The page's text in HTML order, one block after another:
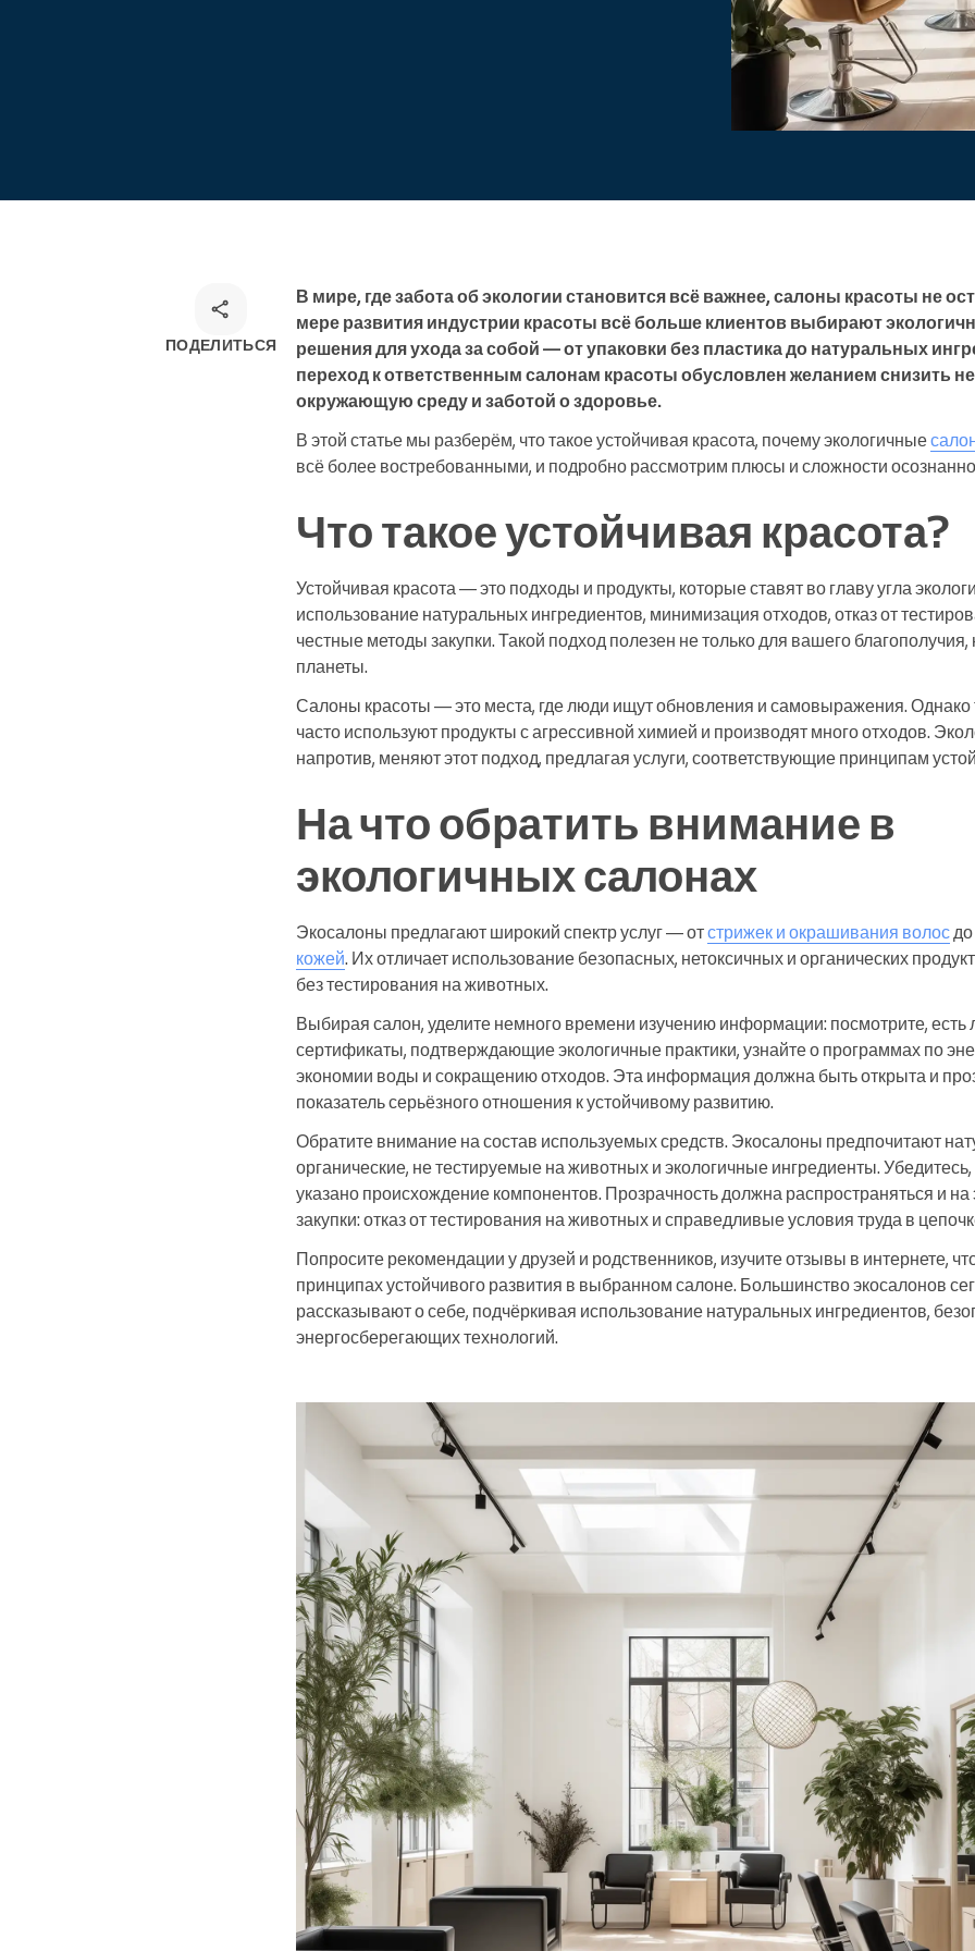
ПОДЕЛИТЬСЯ
В мире, где забота об экологии становится всё важнее, салоны красоты не
мере развития индустрии красоты всё больше клиентов выбирают
решения для ухода за собой — от упаковки без пластика до натуральных
переход к ответственным салонам красоты обусловлен желанием снизить
окружающую среду и заботой о здоровье.
В этой статье мы разберём, что такое устойчивая красота, почему экологичные
всё более востребованными, и подробно рассмотрим плюсы и сложности
Что такое устойчивая красота?
Устойчивая красота — это подходы и продукты, которые ставят во главу угла
использование натуральных ингредиентов, минимизация отходов, отказ от
честные методы закупки. Такой подход полезен не только для вашего
планеты.
Салоны красоты — это места, где люди ищут обновления и самовыражения.
часто используют продукты с агрессивной химией и производят много отходов.
напротив, меняют этот подход, предлагая услуги, соответствующие принципам
На что обратить внимание в
экологичных салонах
Экосалоны предлагают широкий спектр услуг — отстрижек и окрашивания волос до
кожей. Их отличает использование безопасных, нетоксичных и органических
без тестирования на животных.
Выбирая салон, уделите немного времени изучению информации: посмотрите, есть
сертификаты, подтверждающие экологичные практики, узнайте о программах по
экономии воды и сокращению отходов. Эта информация должна быть открыта и
показатель серьёзного отношения к устойчивому развитию.
Обратите внимание на состав используемых средств. Экосалоны предпочитают
органические, не тестируемые на животных и экологичные ингредиенты. Убедитесь,
указано происхождение компонентов. Прозрачность должна распространяться и
закупки: отказ от тестирования на животных и справедливые условия труда в
Попросите рекомендации у друзей и родственников, изучите отзывы в интернете,
принципах устойчивого развития в выбранном салоне. Большинство экосалонов
рассказывают о себе, подчёркивая использование натуральных ингредиентов,
энергосберегающих технологий.